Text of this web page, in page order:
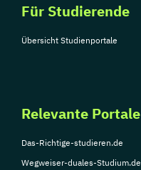
Für Studierende
Übersicht Studienportale
Relevante Portale
Das-Richtige-studieren.de
Wegweiser-duales-Studium.de